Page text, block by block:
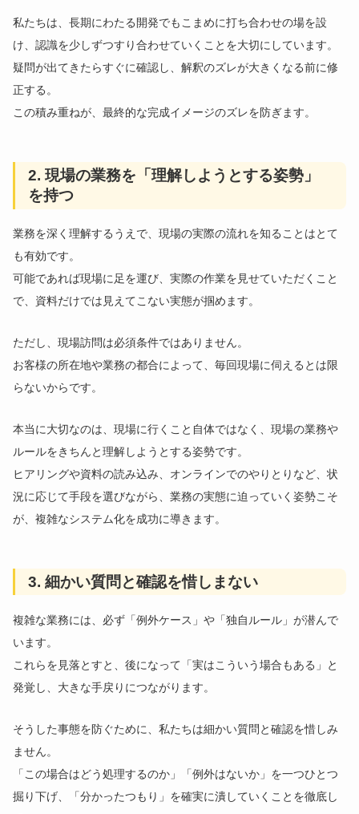
私たちは、長期にわたる開発でもこまめに打ち合わせの場を設
け、認識を少しずつすり合わせていくことを大切にしています。
疑問が出てきたらすぐに確認し、解釈のズレが大きくなる前に修
正する。
この積み重ねが、最終的な完成イメージのズレを防ぎます。
2. 現場の業務を「理解しようとする姿勢」
を持つ
業務を深く理解するうえで、現場の実際の流れを知ることはとて
も有効です。
可能であれば現場に足を運び、実際の作業を見せていただくこと
で、資料だけでは見えてこない実態が掴めます。
ただし、現場訪問は必須条件ではありません。
お客様の所在地や業務の都合によって、毎回現場に伺えるとは限
らないからです。
本当に大切なのは、現場に行くこと自体ではなく、現場の業務や
ルールをきちんと理解しようとする姿勢です。
ヒアリングや資料の読み込み、オンラインでのやりとりなど、状
況に応じて手段を選びながら、業務の実態に迫っていく姿勢こそ
が、複雑なシステム化を成功に導きます。
3. 細かい質問と確認を惜しまない
複雑な業務には、必ず「例外ケース」や「独自ルール」が潜んで
います。
これらを見落とすと、後になって「実はこういう場合もある」と
発覚し、大きな手戻りにつながります。
そうした事態を防ぐために、私たちは細かい質問と確認を惜しみ
ません。
「この場合はどう処理するのか」「例外はないか」を一つひとつ
掘り下げ、「分かったつもり」を確実に潰していくことを徹底し